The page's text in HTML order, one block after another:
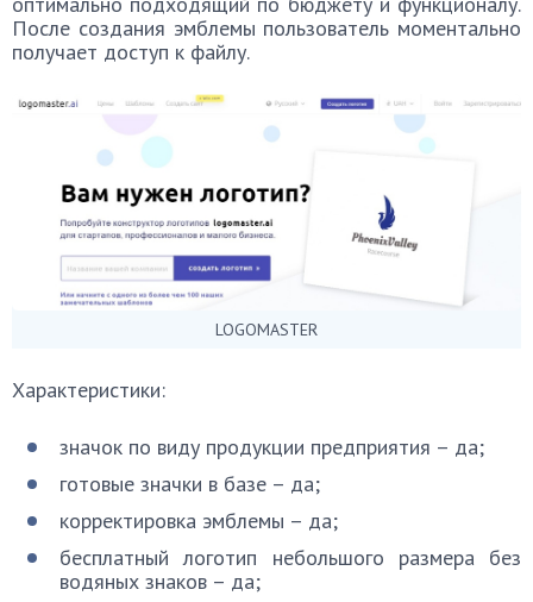
После создания эмблемы пользователь моментально
получает доступ к файлу.
LOGOMASTER
Характеристики:
значок по виду продукции предприятия – да;
готовые значки в базе – да;
корректировка эмблемы – да;
бесплатный логотип небольшого размера без
водяных знаков – да;